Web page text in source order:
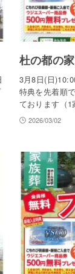
杜の都の
3月8日(日
特典を先着順
ております（
2026/03/02